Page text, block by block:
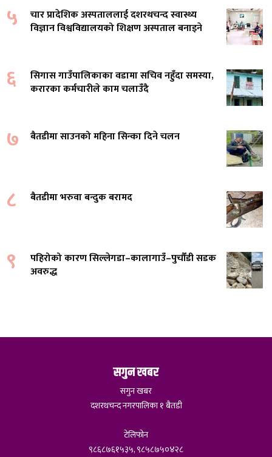
५
चार प्रादेशिक अस्पताललाई दशरथचन्द स्वास्थ्य
विज्ञान विश्वविद्यालयको शिक्षण अस्पताल बनाइने
६
सिगास गाउँपालिकाका वडामा सचिव नहुँदा समस्या,
करारका कर्मचारीले काम चलाउँदै
७ बैतडीमा साउनको महिना सिन्का दिने चलन
८ बैतडीमा भरुवा बन्दुक बरामद
९
पहिरोको कारण सिल्लेगडा–कालागाउँ–पुर्चौंडी सडक
अवरुद्ध
सगुन खबर
सगुन खबर
दशरथचन्द नगरपालिका १ बैतडी
टेलिफोन
९८६८७६१५३५, ९८५८७५०४२८